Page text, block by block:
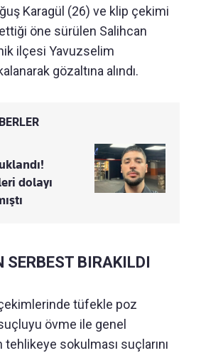
Karagül (26) ve klip çekimi
öne sürülen Salihcan
ilçesi Yavuzselim
gözaltına alındı.
dolayı
SERBEST BIRAKILDI
tüfekle poz
övme ile genel
sokulması suçlarını